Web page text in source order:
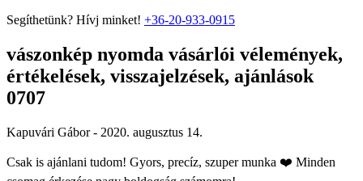
Segíthetünk? Hívj minket! +36-20-933-0915
vászonkép nyomda vásárlói vélemények,
értékelések, visszajelzések, ajánlások
0707
Kapuvári Gábor - 2020. augusztus 14.
Csak is ajánlani tudom! Gyors, precíz, szuper munka ❤️ Minden